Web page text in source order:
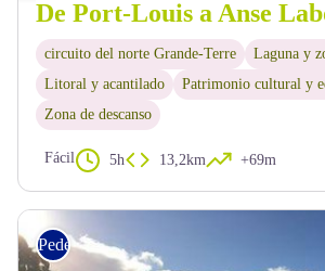
circuito del norte Grande-Terre
Laguna y
Litoral y acantilado
Patrimonio cultural y
Zona de descanso
Fácil 5h 13,2km +69m
Pedestre